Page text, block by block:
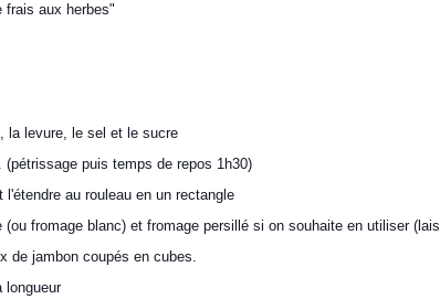
frais aux herbes"
la levure, le sel et le sucre
puis temps de repos 1h30)
au rouleau en un rectangle
fromage blanc) et fromage persillé si on souhaite en utiliser
de jambon coupés en cubes.
longueur